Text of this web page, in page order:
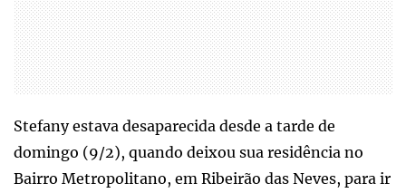
Stefany estava desaparecida desde a tarde de
domingo (9/2), quando deixou sua residência no
Bairro Metropolitano, em Ribeirão das Neves, para ir